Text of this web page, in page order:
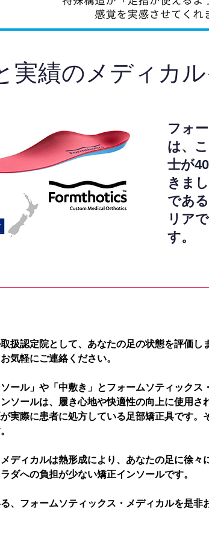
実績のメディカ
フォ
は、
士が
きま
であ
リア
す。
扱認定院として、あなたの足の状態を評価し
気軽にご連絡ください。
ール」や「中敷き」とフォームソティック
ソールは、履き心地や快適性の向上に使用
実際に患者に処方している足部矯正具です
ディカルは熱形成により、あなたの足に徐
ダへの負担が少ない矯正インソールです。
、フォームソティックス・メディカルを是非